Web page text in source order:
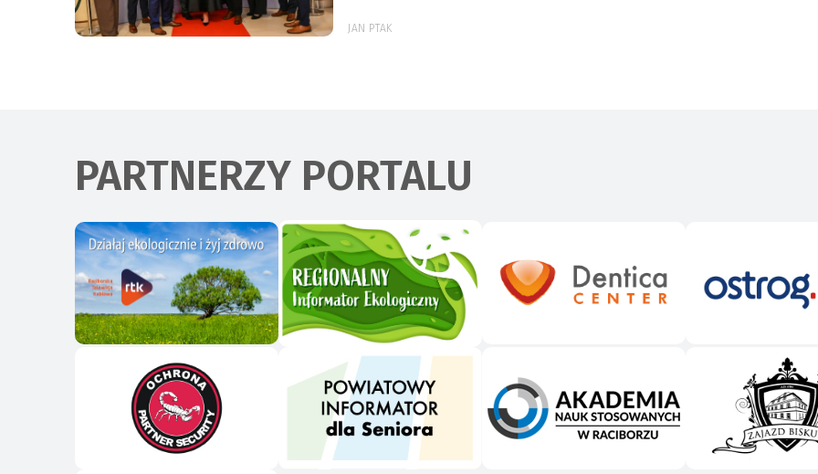
JAN PTAK
PARTNERZY PORTALU